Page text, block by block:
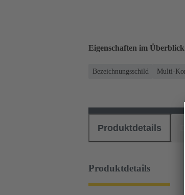
Eigenschaften im Überblick
Bezeichnungsschild Multi-
Produktdetails
Produktdetails